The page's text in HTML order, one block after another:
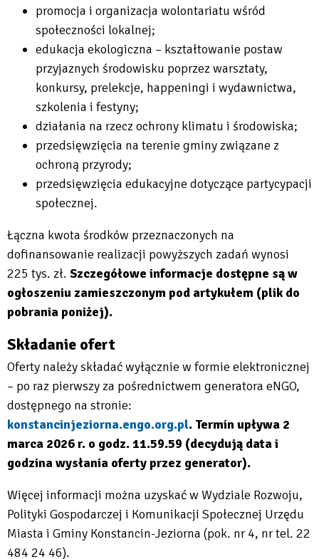
promocja i organizacja wolontariatu wśród
społeczności lokalnej;
edukacja ekologiczna – kształtowanie postaw
przyjaznych środowisku poprzez warsztaty,
konkursy, prelekcje, happeningi i wydawnictwa,
szkolenia i festyny;
działania na rzecz ochrony klimatu i środowiska;
przedsięwzięcia na terenie gminy związane z
ochroną przyrody;
przedsięwzięcia edukacyjne dotyczące partycypacji
społecznej.
Łączna kwota środków przeznaczonych na
dofinansowanie realizacji powyższych zadań wynosi
225 tys. zł. Szczegółowe informacje dostępne są w
ogłoszeniu zamieszczonym pod artykułem (plik do
pobrania poniżej).
Składanie ofert
Oferty należy składać wyłącznie w formie elektronicznej
– po raz pierwszy za pośrednictwem generatora eNGO,
dostępnego na stronie:
konstancinjeziorna.engo.org.pl. Termin upływa 2
marca 2026 r. o godz. 11.59.59 (decydują data i
godzina wysłania oferty przez generator).
Więcej informacji można uzyskać w Wydziale Rozwoju,
Polityki Gospodarczej i Komunikacji Społecznej Urzędu
Miasta i Gminy Konstancin-Jeziorna (pok. nr 4, nr tel. 22
484 24 46).